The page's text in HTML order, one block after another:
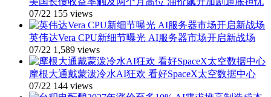
动
全
年
业
绩
指
引
大
07/22 155 views
英伟达Vera CPU新细节曝光 AI服务器市场开启新战场
07/22 1,589 views
摩根大通戴蒙泼冷水AI狂欢 看好SpaceX太空数据中心
07/22 144 views